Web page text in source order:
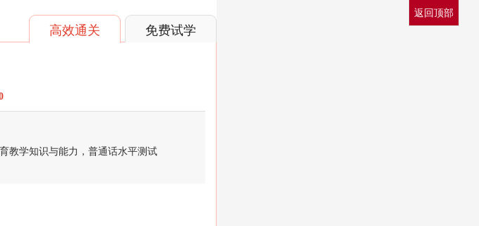
高效通关 免费试学
教学知识与能力，普通话水平测试
返回顶部